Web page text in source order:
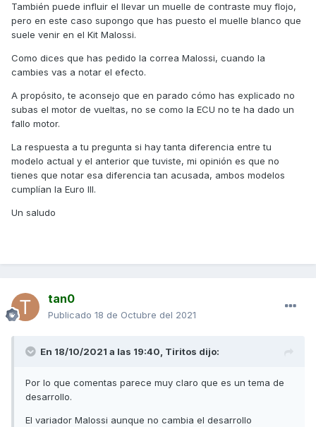
También puede influir el llevar un muelle de contraste muy flojo,
pero en este caso supongo que has puesto el muelle blanco que
suele venir en el Kit Malossi.
Como dices que has pedido la correa Malossi, cuando la
cambies vas a notar el efecto.
A propósito, te aconsejo que en parado cómo has explicado no
subas el motor de vueltas, no se como la ECU no te ha dado un
fallo motor.
La respuesta a tu pregunta si hay tanta diferencia entre tu
modelo actual y el anterior que tuviste, mi opinión es que no
tienes que notar esa diferencia tan acusada, ambos modelos
cumplían la Euro III.
Un saludo
tan0
Publicado 18 de Octubre del 2021
En 18/10/2021 a las 19:40, Tiritos dijo:
Por lo que comentas parece muy claro que es un tema de
desarrollo.
El variador Malossi aunque no cambia el desarrollo